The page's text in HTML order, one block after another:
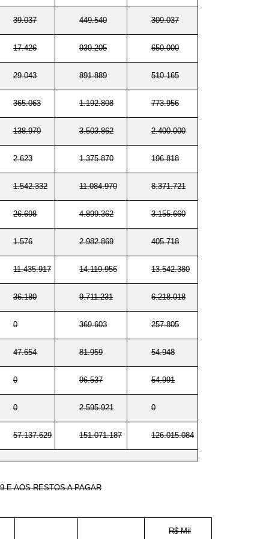
39.037 449.540 309.037
17.426 939.205 650.000
29.043 891.889 510.165
365.063 1.192.808 773.956
138.970 3.503.862 2.400.000
2.623 1.375.870 196.818
1.542.332 11.084.970 8.371.721
26.698 4.899.362 3.155.660
1.576 2.982.869 405.718
11.435.917 14.119.956 13.542.380
36.180 9.711.231 6.218.018
0 369.603 257.805
47.654 81.959 54.948
0 96.537 54.991
0 2.595.921 0
57.137.629 151.071.187 126.015.084
E AOS RESTOS A PAGAR
R$ Mil